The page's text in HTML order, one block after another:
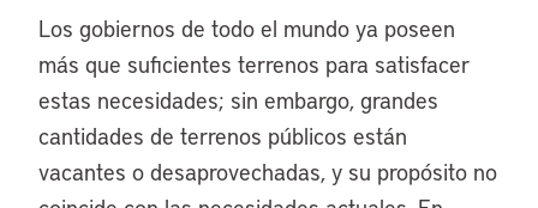
Los gobiernos de todo el mundo ya poseen
más que suficientes terrenos para satisfacer
estas necesidades; sin embargo, grandes
cantidades de terrenos públicos están
vacantes o desaprovechadas, y su propósito no